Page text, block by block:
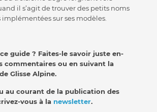
il s’agit de trouver des petits noms
sur ses modèles.
guide ? Faites-le savoir juste en-
commentaires ou en suivant la
de Glisse Alpine.
au courant de la publication des
vous à la newsletter.